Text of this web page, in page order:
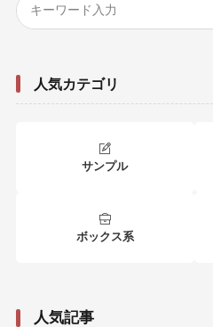
人気カテゴリ
サンプル
ボックス系
人気記事